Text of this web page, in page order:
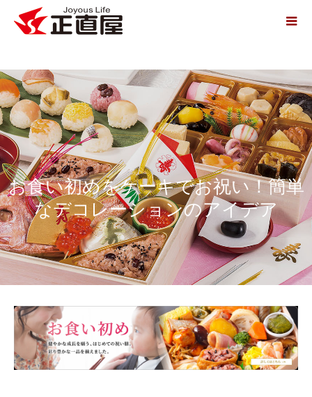
お食い初めをケーキでお祝い！簡単
なデコレーションのアイデア